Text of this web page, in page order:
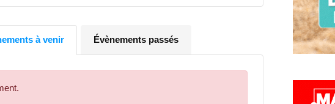
à venir Évènements passés